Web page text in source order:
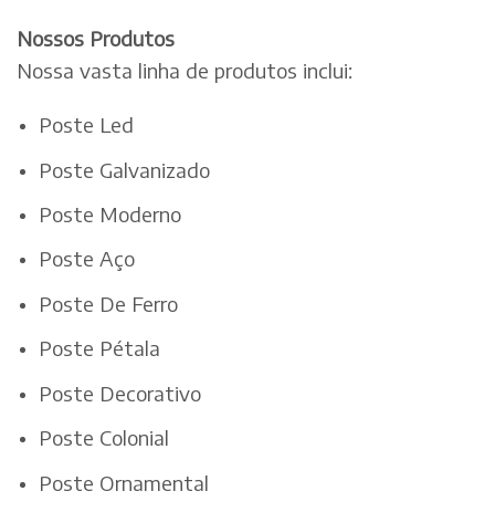
Nossos Produtos
Nossa vasta linha de produtos inclui:
Poste Led
Poste Galvanizado
Poste Moderno
Poste Aço
Poste De Ferro
Poste Pétala
Poste Decorativo
Poste Colonial
Poste Ornamental